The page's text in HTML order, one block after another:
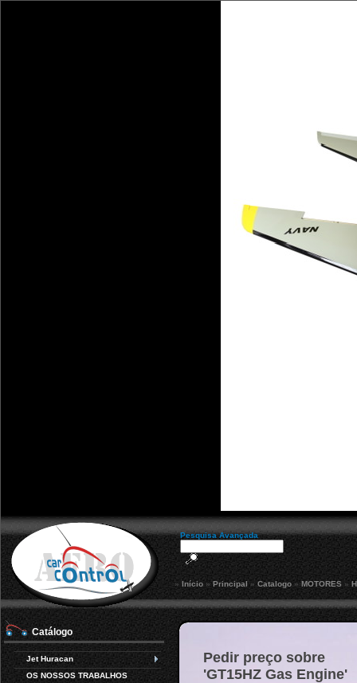
Jet Huracan
OS NOSSOS TRABALHOS
Pesquisa Avançada
» Início »Principal» Catalogo »MOTORES »
Catálogo
Pedir preço sobre
'GT15HZ Gas Engine'